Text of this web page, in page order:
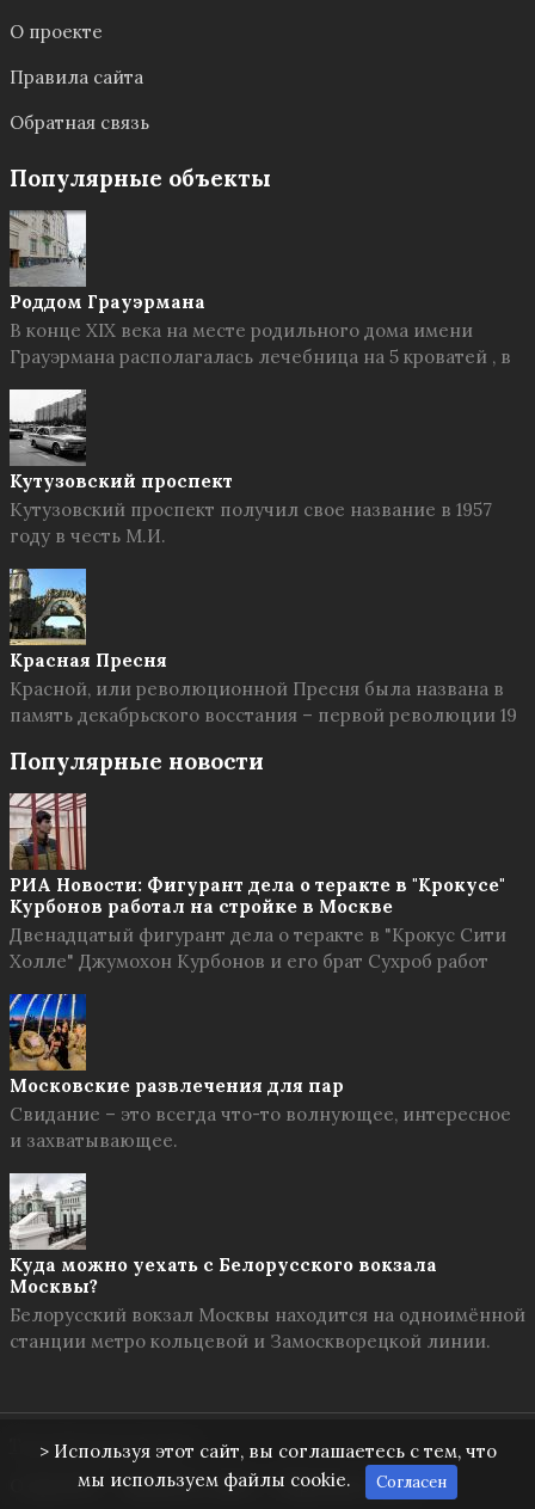
О проекте
Правила сайта
Обратная связь
Популярные объекты
Роддом Грауэрмана
В конце XIX века на месте родильного дома имени
Грауэрмана располагалась лечебница на 5 кроватей , в
Кутузовский проспект
Кутузовский проспект получил свое название в 1957
году в честь М.И.
Красная Пресня
Красной, или революционной Пресня была названа в
память декабрьского восстания – первой революции 19
Популярные новости
РИА Новости: Фигурант дела о теракте в "Крокусе"
Курбонов работал на стройке в Москве
Двенадцатый фигурант дела о теракте в "Крокус Сити
Холле" Джумохон Курбонов и его брат Сухроб работ
Московские развлечения для пар
Свидание – это всегда что-то волнующее, интересное
и захватывающее.
Куда можно уехать с Белорусского вокзала
Москвы?
Белорусский вокзал Москвы находится на одноимённой
станции метро кольцевой и Замоскворецкой линии.
Твоя Москва © 2026
О проекте
Правила сайта Обратная связь
> Используя этот сайт, вы соглашаетесь с тем, что
мы используем файлы cookie.
Согласен